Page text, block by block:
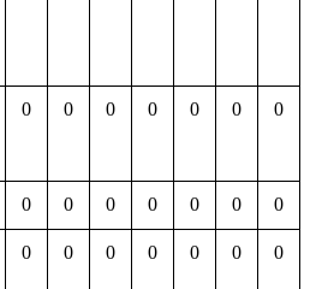
0 0 0 0 0 0 0
0 0 0 0 0 0 0
0 0 0 0 0 0 0